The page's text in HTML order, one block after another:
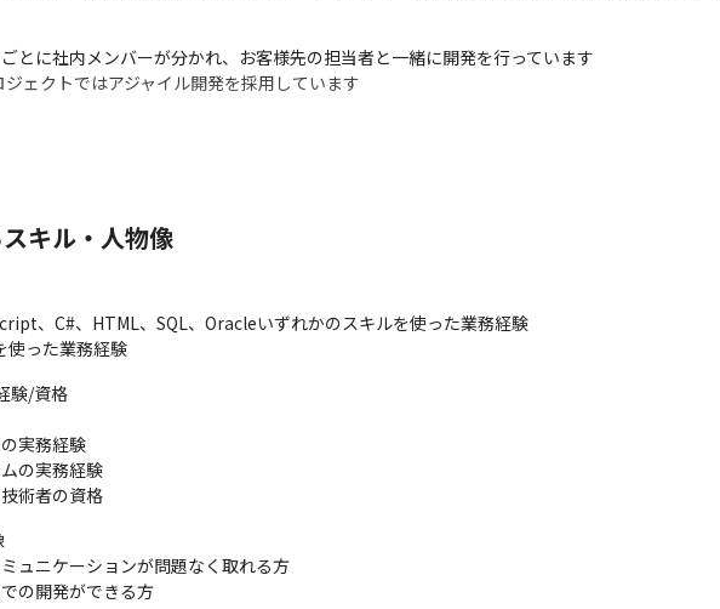
とに社内メンバーが分かれ、お客様先の担当者と一緒に開発を行っています
ジェクトではアジャイル開発を採用しています
キル・人物像
、C#、HTML、SQL、Oracleいずれかのスキルを使った業務経験
使った業務経験
験/資格
実務経験
の実務経験
術者の資格
ュニケーションが問題なく取れる方
の開発ができる方